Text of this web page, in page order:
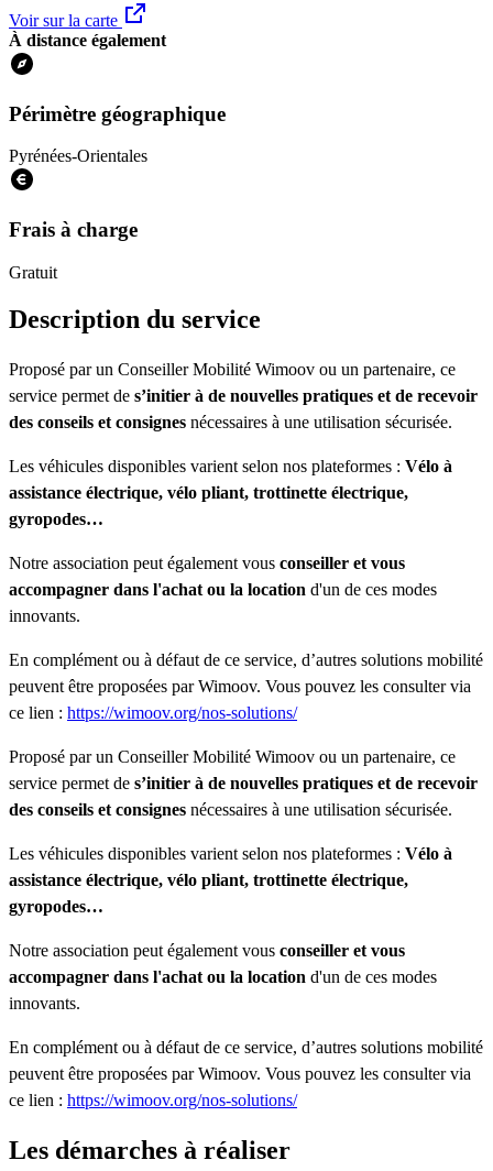
Voir sur la carte
À distance également
Périmètre géographique
Pyrénées-Orientales
Frais à charge
Gratuit
Description du service
Proposé par un Conseiller Mobilité Wimoov ou un partenaire, ce
service permet de s’initier à de nouvelles pratiques et de recevoir
des conseils et consignes nécessaires à une utilisation sécurisée.
Les véhicules disponibles varient selon nos plateformes : Vélo à
assistance électrique, vélo pliant, trottinette électrique,
gyropodes…
Notre association peut également vous conseiller et vous
accompagner dans l'achat ou la location d'un de ces modes
innovants.
En complément ou à défaut de ce service, d’autres solutions mobilité
peuvent être proposées par Wimoov. Vous pouvez les consulter via
ce lien : https://wimoov.org/nos-solutions/
Proposé par un Conseiller Mobilité Wimoov ou un partenaire, ce
service permet de s’initier à de nouvelles pratiques et de recevoir
des conseils et consignes nécessaires à une utilisation sécurisée.
Les véhicules disponibles varient selon nos plateformes : Vélo à
assistance électrique, vélo pliant, trottinette électrique,
gyropodes…
Notre association peut également vous conseiller et vous
accompagner dans l'achat ou la location d'un de ces modes
innovants.
En complément ou à défaut de ce service, d’autres solutions mobilité
peuvent être proposées par Wimoov. Vous pouvez les consulter via
ce lien : https://wimoov.org/nos-solutions/
Les démarches à réaliser